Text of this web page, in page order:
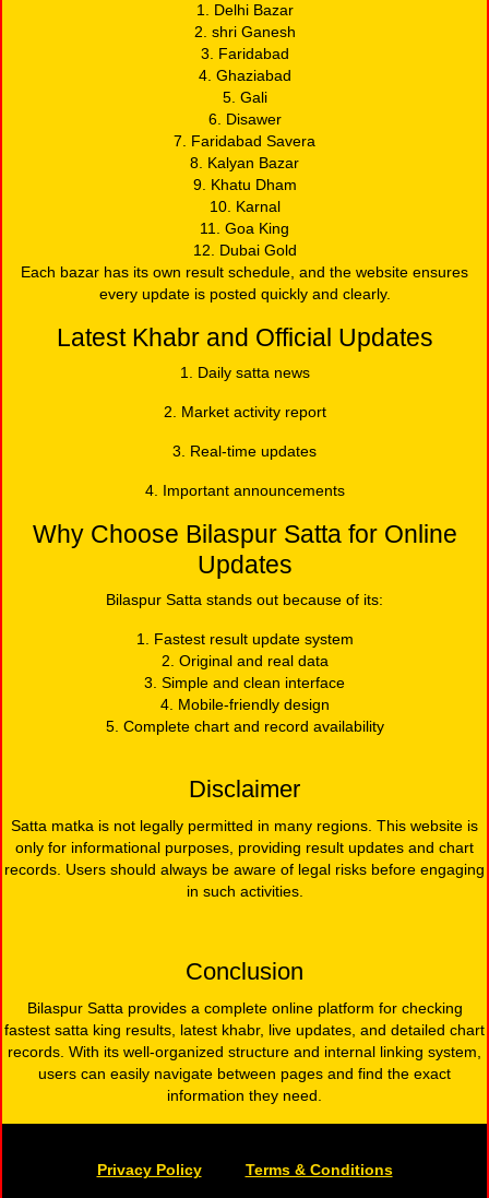
1. Delhi Bazar
2. shri Ganesh
3. Faridabad
4. Ghaziabad
5. Gali
6. Disawer
7. Faridabad Savera
8. Kalyan Bazar
9. Khatu Dham
10. Karnal
11. Goa King
12. Dubai Gold
Each bazar has its own result schedule, and the website ensures
every update is posted quickly and clearly.
Latest Khabr and Official Updates
1. Daily satta news
2. Market activity report
3. Real-time updates
4. Important announcements
Why Choose Bilaspur Satta for Online
Updates
Bilaspur Satta stands out because of its:
1. Fastest result update system
2. Original and real data
3. Simple and clean interface
4. Mobile-friendly design
5. Complete chart and record availability
Disclaimer
Satta matka is not legally permitted in many regions. This website is
only for informational purposes, providing result updates and chart
records. Users should always be aware of legal risks before engaging
in such activities.
Conclusion
Bilaspur Satta provides a complete online platform for checking
fastest satta king results, latest khabr, live updates, and detailed chart
records. With its well-organized structure and internal linking system,
users can easily navigate between pages and find the exact
information they need.
Privacy Policy Terms & Conditions